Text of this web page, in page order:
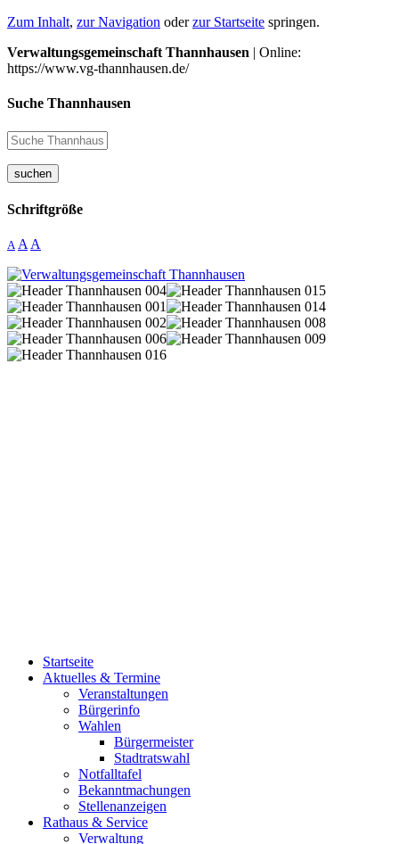
Zum Inhalt, zur Navigation oderzur Startseite springen.
Verwaltungsgemeinschaft Thannhausen | Online:
https://www.vg-thannhausen.de/
Suche Thannhausen
suchen
Schriftgröße
A A A
Startseite
Aktuelles & Termine
Veranstaltungen
Bürgerinfo
Wahlen
Bürgermeister
Stadtratswahl
Notfalltafel
Bekanntmachungen
Stellenanzeigen
Rathaus & Service
Verwaltung